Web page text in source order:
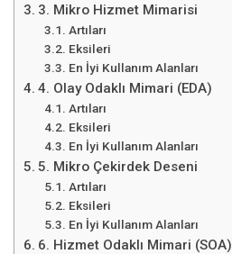
3. Mikro Hizmet Mimarisi
Artıları
Eksileri
En İyi Kullanım Alanları
4. Olay Odaklı Mimari (EDA)
Artıları
Eksileri
En İyi Kullanım Alanları
5. Mikro Çekirdek Deseni
Artıları
Eksileri
En İyi Kullanım Alanları
6. Hizmet Odaklı Mimari (SOA)